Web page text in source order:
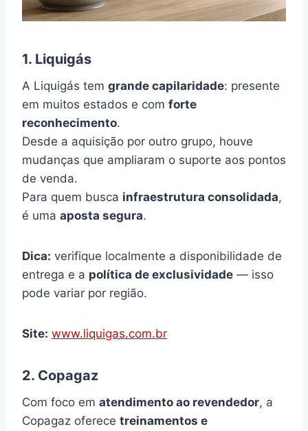
1. Liquigás
A Liquigás tem grande capilaridade: presente
em muitos estados e com forte
reconhecimento.
Desde a aquisição por outro grupo, houve
mudanças que ampliaram o suporte aos pontos
de venda.
Para quem busca infraestrutura consolidada,
é uma aposta segura.
Dica: verifique localmente a disponibilidade de
entrega e a política de exclusividade — isso
pode variar por região.
Site: www.liquigas.com.br
2. Copagaz
Com foco em atendimento ao revendedor, a
Copagaz oferece treinamentos e